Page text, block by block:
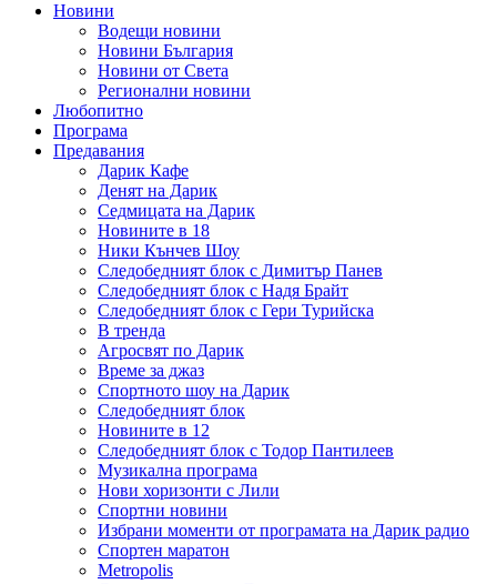
Новини
Водещи новини
Новини България
Новини от Света
Регионални новини
Любопитно
Програма
Предавания
Дарик Кафе
Денят на Дарик
Седмицата на Дарик
Новините в 18
Ники Кънчев Шоу
Следобедният блок с Димитър Панев
Следобедният блок с Надя Брайт
Следобедният блок с Гери Турийска
В тренда
Агросвят по Дарик
Време за джаз
Спортното шоу на Дарик
Следобедният блок
Новините в 12
Следобедният блок с Тодор Пантилеев
Музикална програма
Нови хоризонти с Лили
Спортни новини
Избрани моменти от програмата на Дарик радио
Спортен маратон
Metropolis